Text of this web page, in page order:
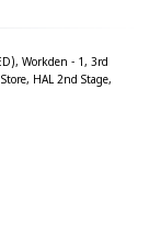
Workden - 1, 3rd
HAL 2nd Stage,